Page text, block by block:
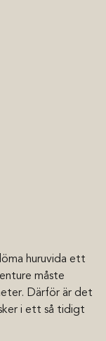
huruvida ett
måste
Därför är det
i ett så tidigt